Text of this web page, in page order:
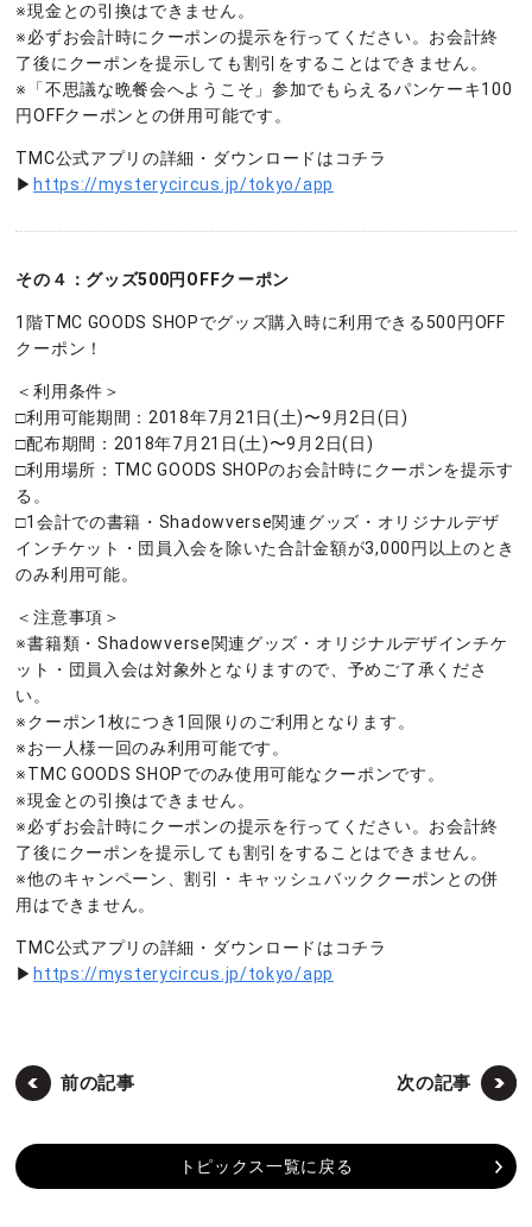
※現金との引換はできません。
※必ずお会計時にクーポンの提示を行ってください。お会計終
了後にクーポンを提示しても割引をすることはできません。
※「不思議な晩餐会へようこそ」参加でもらえるパンケーキ100
円OFFクーポンとの併用可能です。
TMC公式アプリの詳細・ダウンロードはコチラ
▶ https://mysterycircus.jp/tokyo/app
その４：グッズ500円OFFクーポン
1階TMC GOODS SHOPでグッズ購入時に利用できる500円OFF
クーポン！
＜利用条件＞
□利用可能期間：2018年7月21日(土)〜9月2日(日)
□配布期間：2018年7月21日(土)〜9月2日(日)
□利用場所：TMC GOODS SHOPのお会計時にクーポンを提示す
る。
□1会計での書籍・Shadowverse関連グッズ・オリジナルデザ
インチケット・団員入会を除いた合計金額が3,000円以上のとき
のみ利用可能。
＜注意事項＞
※書籍類・Shadowverse関連グッズ・オリジナルデザインチケ
ット・団員入会は対象外となりますので、予めご了承くださ
い。
※クーポン1枚につき1回限りのご利用となります。
※お一人様一回のみ利用可能です。
※TMC GOODS SHOPでのみ使用可能なクーポンです。
※現金との引換はできません。
※必ずお会計時にクーポンの提示を行ってください。お会計終
了後にクーポンを提示しても割引をすることはできません。
※他のキャンペーン、割引・キャッシュバッククーポンとの併
用はできません。
TMC公式アプリの詳細・ダウンロードはコチラ
▶ https://mysterycircus.jp/tokyo/app
前の記事 次の記事
トピックス一覧に戻る